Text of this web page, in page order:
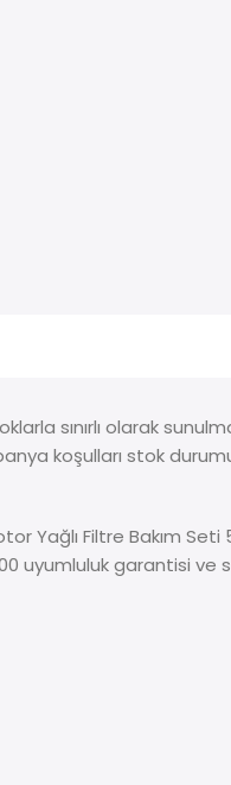
sınırlı olarak
koşulları stok
Yağlı Filtre Bakım
uyumluluk garantisi ve